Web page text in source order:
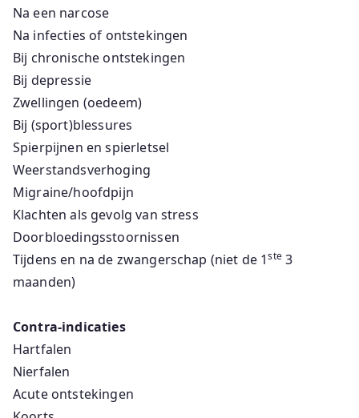
Na een narcose
Na infecties of ontstekingen
Bij chronische ontstekingen
Bij depressie
Zwellingen (oedeem)
Bij (sport)blessures
Spierpijnen en spierletsel
Weerstandsverhoging
Migraine/hoofdpijn
Klachten als gevolg van stress
Doorbloedingsstoornissen
Tijdens en na de zwangerschap (niet de 1ste3
maanden)
Contra-indicaties
Hartfalen
Nierfalen
Acute ontstekingen